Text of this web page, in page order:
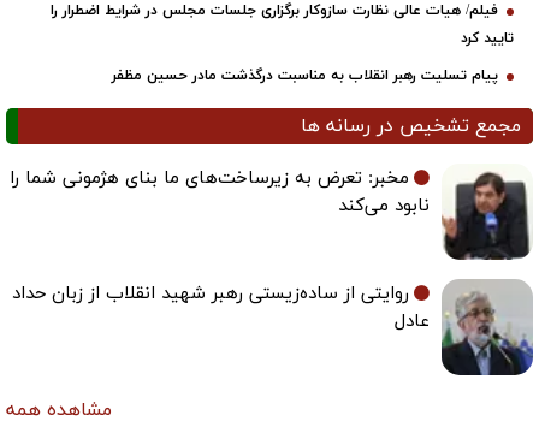
فیلم/ هیات عالی نظارت سازوکار برگزاری جلسات مجلس در شرایط اضطرار را
تایید کرد
پیام تسلیت رهبر انقلاب به مناسبت درگذشت مادر حسین مظفر
مجمع تشخیص در رسانه ها
مخبر: تعرض به زیرساخت‌های ما بنای هژمونی شما را
نابود می‌کند
روایتی از ساده‌زیستی رهبر شهید انقلاب از زبان حداد
عادل
مشاهده همه